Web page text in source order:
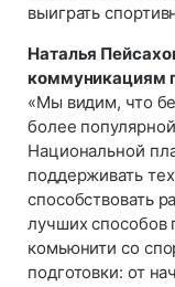
выиграть
Наталья
коммуникациям
«Мы видим, что
более
Национальной
поддерживать
способствовать
лучших способов
комьюнити со
подготовки: от